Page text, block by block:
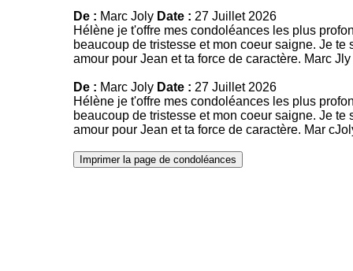
De : Marc Joly Date : 27 Juillet 2026
Hélène je t'offre mes condoléances les plus
beaucoup de tristesse et mon coeur saigne. Je
amour pour Jean et ta force de caractère. Marc Jly
De : Marc Joly Date : 27 Juillet 2026
Hélène je t'offre mes condoléances les plus
beaucoup de tristesse et mon coeur saigne. Je
amour pour Jean et ta force de caractère. Mar
Imprimer la page de condoléances